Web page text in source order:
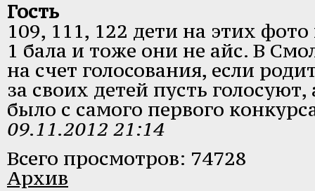
Гость
109, 111, 122 дети на этих
1 бала и тоже они не айс. В
на счет голосования, если
за своих детей пусть голосуют,
было с самого первого
09.11.2012 21:14
Всего просмотров: 74728
Архив